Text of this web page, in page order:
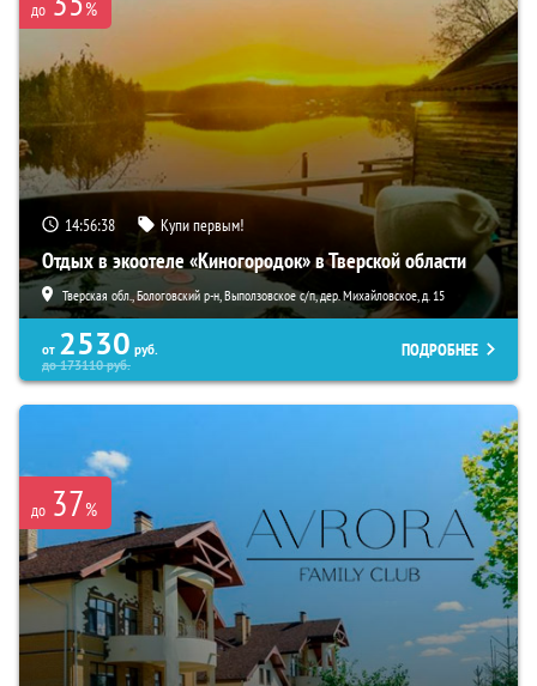
до %
14:56:36 Купи первым!
Отдых в экоотеле «Киногородок» в Тверской области
Тверская обл., Бологовский р-н, Выползовское с/п, дер. Михайловское, д. 15
от 2530 руб.
до173110руб.
ПОДРОБНЕЕ
до 37%